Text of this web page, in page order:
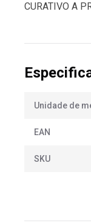
CURATIVO A
Unidade de
EAN
SKU